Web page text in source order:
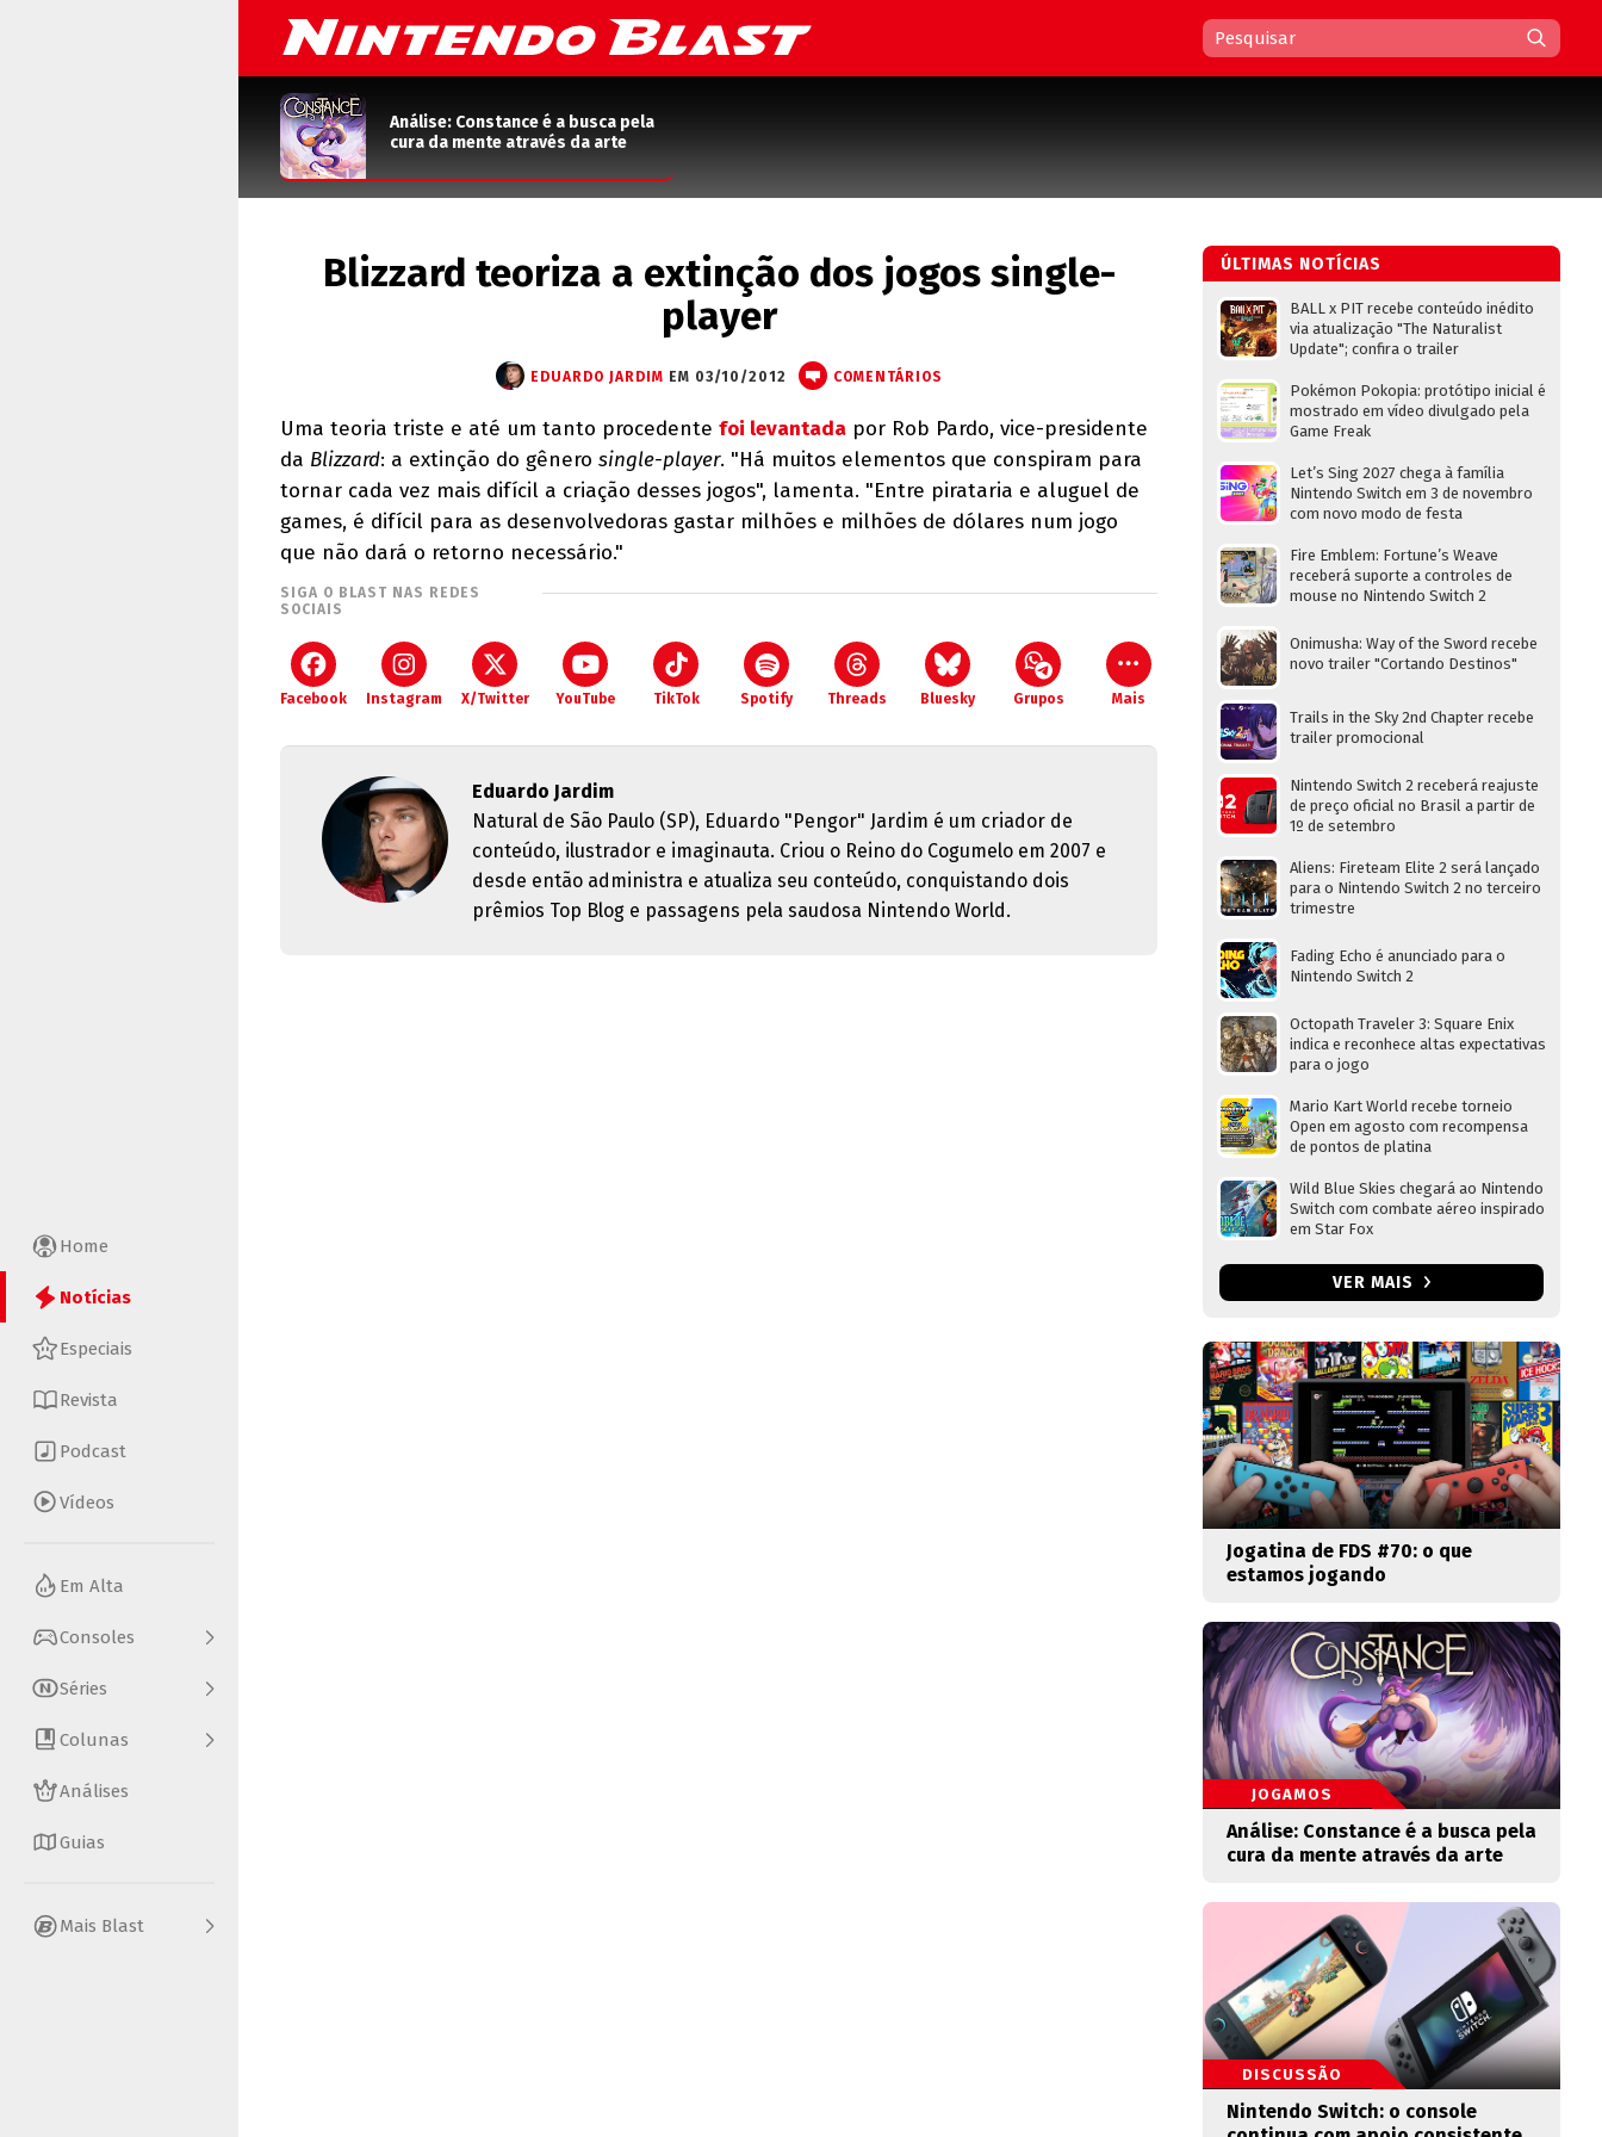
Home
Notícias
Especiais
Revista
Podcast
Vídeos
Em Alta
Consoles
Séries
Colunas
Análises
Guias
Mais Blast
Análise: Constance é a busca pela
cura da mente através da arte
Blizzard teoriza a extinção dos jogos single-
player
EDUARDO JARDIM EM 03/10/2012 COMENTÁRIOS
Uma teoria triste e até um tanto procedente foi levantada por Rob Pardo, vice-presidente
da Blizzard: a extinção do gênero single-player. "Há muitos elementos que conspiram para
tornar cada vez mais difícil a criação desses jogos", lamenta. "Entre pirataria e aluguel de
games, é difícil para as desenvolvedoras gastar milhões e milhões de dólares num jogo
que não dará o retorno necessário."
SIGA O BLAST NAS REDES
SOCIAIS
Facebook Instagram X/Twitter YouTube TikTok Spotify Threads Bluesky Grupos Mais
Eduardo Jardim
Natural de São Paulo (SP), Eduardo "Pengor" Jardim é um criador de
conteúdo, ilustrador e imaginauta. Criou o Reino do Cogumelo em 2007 e
desde então administra e atualiza seu conteúdo, conquistando dois
prêmios Top Blog e passagens pela saudosa Nintendo World.
ÚLTIMAS NOTÍCIAS
BALL x PIT recebe conteúdo inédito
via atualização "The Naturalist
Update"; confira o trailer
Pokémon Pokopia: protótipo inicial é
mostrado em vídeo divulgado pela
Game Freak
Let’s Sing 2027 chega à família
Nintendo Switch em 3 de novembro
com novo modo de festa
Fire Emblem: Fortune’s Weave
receberá suporte a controles de
mouse no Nintendo Switch 2
Onimusha: Way of the Sword recebe
novo trailer "Cortando Destinos"
Trails in the Sky 2nd Chapter recebe
trailer promocional
Nintendo Switch 2 receberá reajuste
de preço oficial no Brasil a partir de
1º de setembro
Aliens: Fireteam Elite 2 será lançado
para o Nintendo Switch 2 no terceiro
trimestre
Fading Echo é anunciado para o
Nintendo Switch 2
Octopath Traveler 3: Square Enix
indica e reconhece altas expectativas
para o jogo
Mario Kart World recebe torneio
Open em agosto com recompensa
de pontos de platina
Wild Blue Skies chegará ao Nintendo
Switch com combate aéreo inspirado
em Star Fox
VER MAIS
Jogatina de FDS #70: o que
estamos jogando
JOGAMOS
Análise: Constance é a busca pela
cura da mente através da arte
DISCUSSÃO
Nintendo Switch: o console